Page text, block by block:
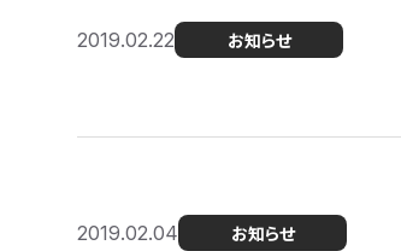
2019.02.22 お知らせ
2019.02.04 お知らせ